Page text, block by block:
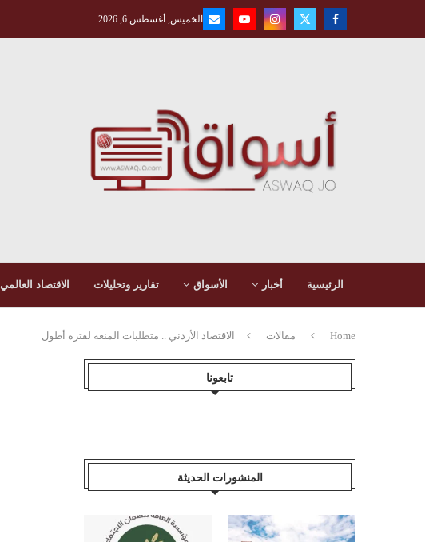
الخميس, أغسطس 6, 2026
الرئيسية أخبار الأسواق تقارير وتحليلات الاقتصاد العالمي
Home مقالات الاقتصاد الأردني .. متطلبات المنعة لفترة أطول
تابعونا
المنشورات الحديثة